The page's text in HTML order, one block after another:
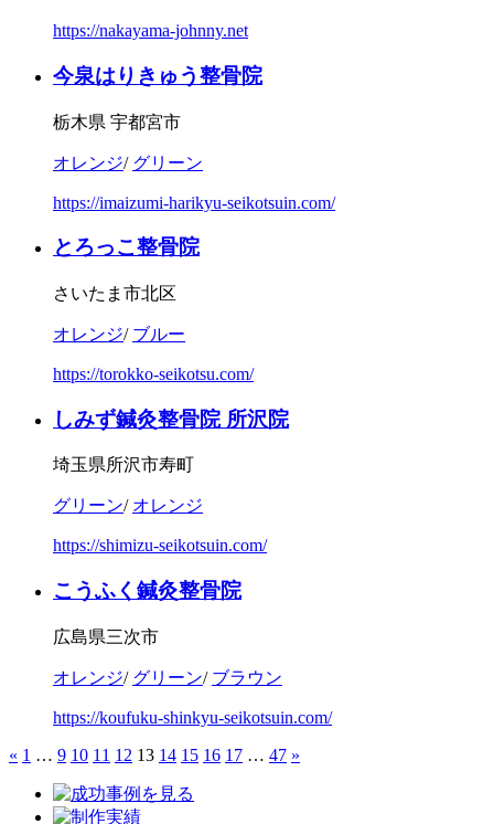
https://nakayama-johnny.net
今泉はりきゅう整骨院
栃木県 宇都宮市
オレンジ/ グリーン
https://imaizumi-harikyu-seikotsuin.com/
とろっこ整骨院
さいたま市北区
オレンジ/ ブルー
https://torokko-seikotsu.com/
しみず鍼灸整骨院 所沢院
埼玉県所沢市寿町
グリーン/ オレンジ
https://shimizu-seikotsuin.com/
こうふく鍼灸整骨院
広島県三次市
オレンジ/ グリーン/ ブラウン
https://koufuku-shinkyu-seikotsuin.com/
« 1 … 9 10 11 12 13 14 15 16 17 … 47 »